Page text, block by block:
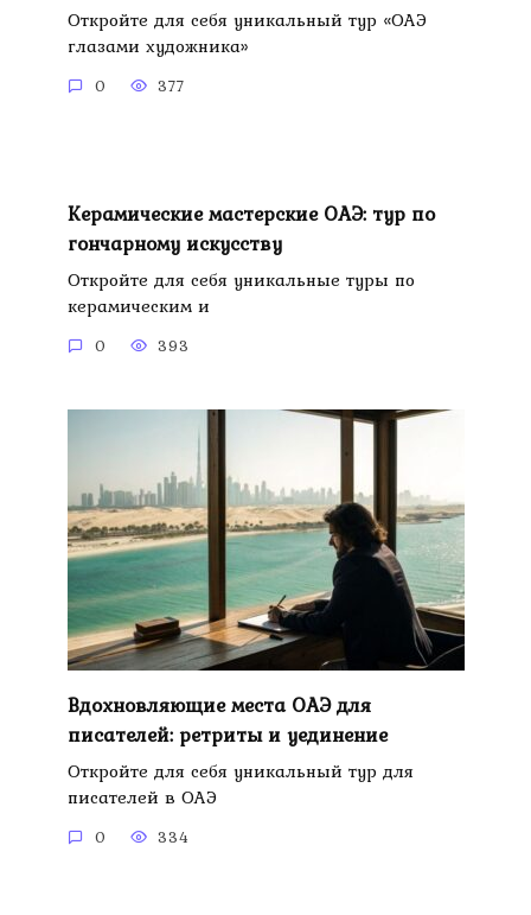
Откройте для себя уникальный тур «ОАЭ
глазами художника»
0 377
Керамические мастерские ОАЭ: тур по
гончарному искусству
Откройте для себя уникальные туры по
керамическим и
0 393
Вдохновляющие места ОАЭ для
писателей: ретриты и уединение
Откройте для себя уникальный тур для
писателей в ОАЭ
0 334